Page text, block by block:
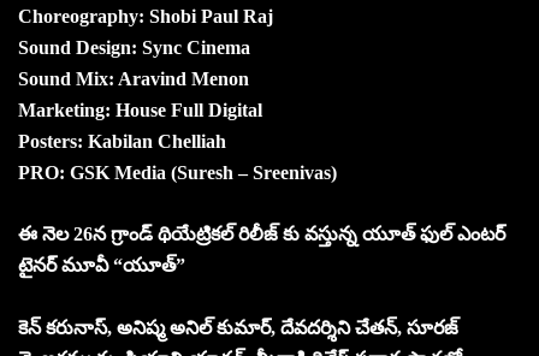
Choreography: Shobi Paul Raj
Sound Design: Sync Cinema
Sound Mix: Aravind Menon
Marketing: House Full Digital
Posters: Kabilan Chelliah
PRO: GSK Media (Suresh – Sreenivas)
ఈ నెల 26న గ్రాండ్ థియేట్రికల్ రిలీజ్ కు వస్తున్న యూత్ ఫుల్ ఎంటర్
టైనర్ మూవీ “యూత్”
కెన్ కరునాస్, అనిష్మ అనిల్ కుమార్, దేవదర్శిని చేతన్, సూరజ్